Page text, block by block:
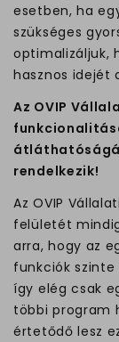
esetben, ha
szükséges
optimalizáljuk,
hasznos idejét
Az OVIP
rendelkezik!
Az OVIP
felületét
arra, hogy az
funkciók
így elég csak
többi program
értetődő lesz